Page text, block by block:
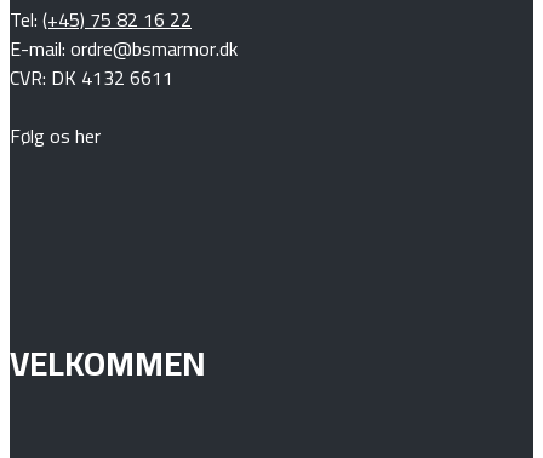
Tel:(+45) 75 82 16 22
E-mail: ordre@bsmarmor.dk
CVR: DK 4132 6611
Følg os her
VELKOMMEN